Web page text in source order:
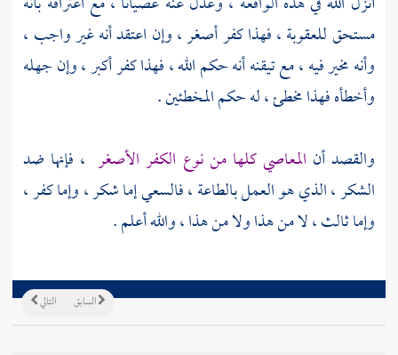
مستحق للعقوبة ، فهذا كفر أصغر ، وإن اعتقد أنه غير واجب ،
وأنه مخير فيه ، مع تيقنه أنه حكم الله ، فهذا كفر أكبر ، وإن جهله
وأخطأه فهذا مخطئ ، له حكم المخطئين .
والقصد أن المعاصي كلها من نوع الكفر الأصغر ، فإنها ضد
الشكر ، الذي هو العمل بالطاعة ، فالسعي إما شكر ، وإما كفر ،
وإما ثالث ، لا من هذا ولا من هذا ، والله أعلم .
التالي السابق